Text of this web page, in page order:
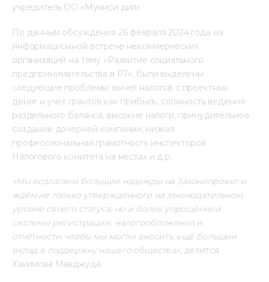
учредитель ОО «Муниси дил».
По данным обсуждения 26 февраля 2024 года на
информационной встрече некоммерческих
организаций на тему «Развитие социального
предпринимательства в РТ», были выделены
следующие проблемы: вычет налогов с проектных
денег и учёт грантов как прибыль, сложность ведения
раздельного баланса, высокие налоги, принудительное
создание дочерней компании, низкая
профессиональная грамотность инспекторов
Налогового комитета на местах и д.р.
«Мы возлагаем большие надежды на Законопроект и
ждём не только утверждённого на законодательном
уровне своего статуса, но и более упрощённой
системы регистрации, налогообложения и
отчётности, чтобы мы могли вносить ещё больший
вклад в поддержку нашего общества», делится
Хакимова Мавджуда.